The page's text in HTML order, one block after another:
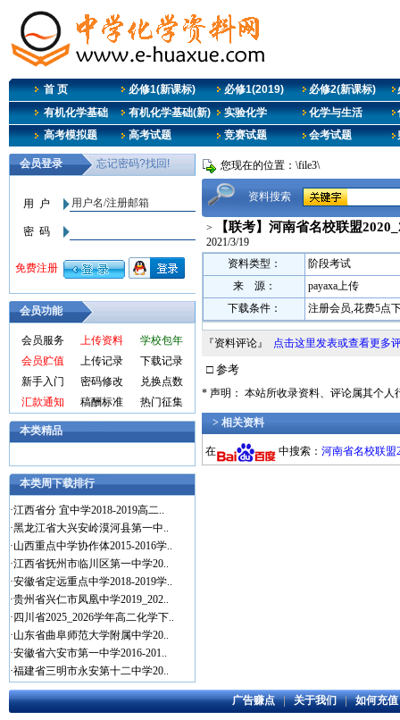
首 页 必修1(新课标) 必修1(2019) 必修2(新课标)
有机化学基础
有机化学基础(新) 实验化学 化学与生活
高考模拟题
高考试题 竞赛试题 会考试题
会员功能
会员服务 上传资料
学校包年
会员贮值
上传记录
下载记录
新手入门
密码修改
兑换点数
汇款通知
稿酬标准 热门征集
本类精品
本类周下载排行
·江西省分 宜中学2018-2019高二..
·黑龙江省大兴安岭漠河县第一中..
·山西重点中学协作体2015-2016学..
·江西省抚州市临川区第一中学20..
·安徽省定远重点中学2018-2019学..
·贵州省兴仁市凤凰中学2019_202..
· 四川省2025_2026学年高二化学下..
·山东省曲阜师范大学附属中学20..
·安徽省六安市第一中学2016-201..
·福建省三明市永安第十二中学20..
您现在的位置：\file3\
资料搜索
> 【联考】河南省名校联盟
2021/3/19
资料类型：
阶段考试
来 源：
payaxa上传
下载条件：
注册会员,花费5点
『资料评论』 点击这里发表或查看更多
□ 参考
* 声明： 本站所收录资料、评论属其个人
> 相关资料
在 中搜索： 河南省名校联盟
广告赚点|关于我们|如何充值